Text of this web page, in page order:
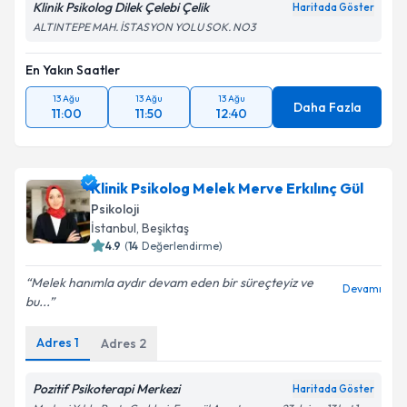
Klinik Psikolog Dilek Çelebi Çelik Haritada Göster
ALTINTEPE MAH. İSTASYON YOLU SOK. NO3
En Yakın Saatler
13 Ağu
11:00
13 Ağu
11:50
13 Ağu
12:40 Daha Fazla
Klinik Psikolog Melek Merve Erkılınç Gül
Psikoloji
İstanbul, Beşiktaş
4.9 (14 Değerlendirme)
Melek hanımla aydır devam eden bir süreçteyiz ve
bu...
Devamı
Adres 1 Adres 2
Pozitif Psikoterapi Merkezi Haritada Göster